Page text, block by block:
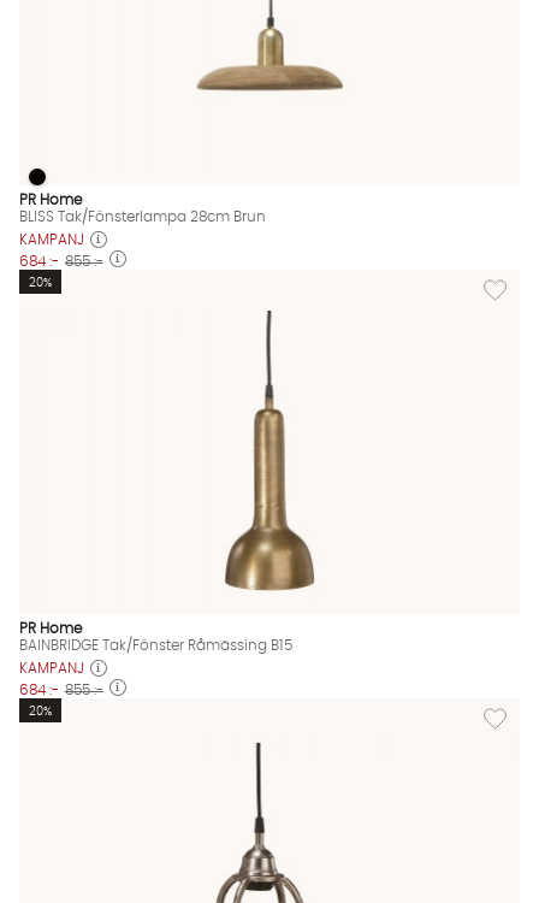
BLISS Tak/Fönsterlampa 28cm Brun Finns även i dessa färger:
BLISS Tak/Fönsterlampa 28cm Brun
PR Home
BLISS Tak/Fönsterlampa 28cm Brun
KAMPANJ
684 :- 855 :-
Lägg
20%
PR Home
BAINBRIDGE Tak/Fönster Råmässing B15
KAMPANJ
684 :- 855 :-
Lägg
20%